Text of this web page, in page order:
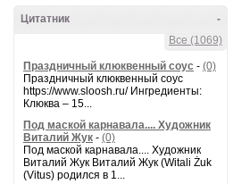
-
Цитатник
Все (1069)
Праздничный клюквенный соус - (0)
Праздничный клюквенный соус
https://www.sloosh.ru/ Ингредиенты:
Клюква – 15...
Под маской карнавала.... Художник
Виталий Жук - (0)
Под маской карнавала.... Художник
Виталий Жук Виталий Жук (Witali Żuk
(Vitus) родился в 1...